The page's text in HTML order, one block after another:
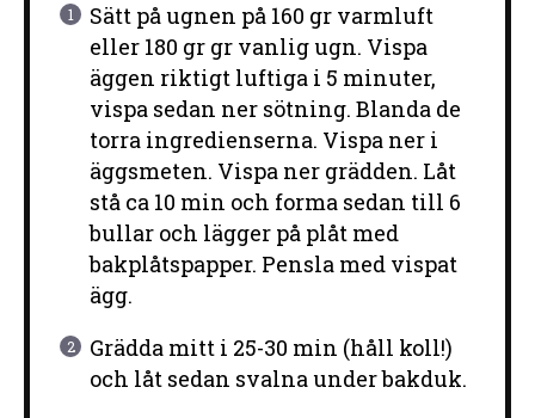
Sätt på ugnen på 160 gr varmluft
eller 180 gr gr vanlig ugn. Vispa
äggen riktigt luftiga i 5 minuter,
vispa sedan ner sötning. Blanda de
torra ingredienserna. Vispa ner i
äggsmeten. Vispa ner grädden. Låt
stå ca 10 min och forma sedan till 6
bullar och lägger på plåt med
bakplåtspapper. Pensla med vispat
ägg.
Grädda mitt i 25-30 min (håll koll!)
och låt sedan svalna under bakduk.